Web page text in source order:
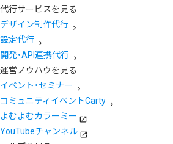
代行サービスを見る
デザイン制作代行
設定代行
開発・API連携代行
運営ノウハウを見る
イベント・セミナー
コミュニティイベントCarty
よむよむカラーミー
YouTubeチャンネル